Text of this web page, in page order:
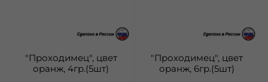
"Проходимец", цвет
оранж, 4гр.(5шт)
"Проходимец", цвет
оранж, 6гр.(5шт)